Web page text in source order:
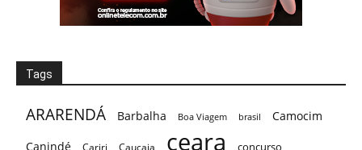
Tags
ARARENDÁ Barbalha Boa Viagem brasil
Camocim
Canindé
Cariri Caucaia ceara concurso